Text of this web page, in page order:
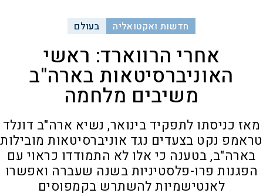
חדשות ואקטואליה בעולם
אחרי הרווארד: ראשי
האוניברסיטאות בארה"ב
משיבים מלחמה
מאז כניסתו לתפקיד בינואר, נשיא ארה"ב דונלד
טראמפ נקט בצעדים נגד אוניברסיטאות מובילות
בארה"ב, בטענה כי אלו לא התמודדו כראוי עם
הפגנות פרו-פלסטיניות בשנה שעברה ואפשרו
לאנטישמיות להשתרש בקמפוסים